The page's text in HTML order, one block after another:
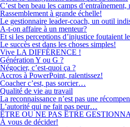
C’est ben beau les camps
Rassemblement à grande échelle!
Le gestionnaire leader-coach, un outil
A-t-on affaire à un menteur?
Et si les perceptions d’injustice foutaient
Le succès est dans les choses simples!
Vive LA DIFFÉRENCE !
Génération Y ou G ?
Négocier, c’est-quoi ça ?
Accros à PowerPoint, ralentissez!
Coacher c’est, pas sorcier…
Qualité de vie au travail
La reconnaissance n’est pas une
L’autorité qui ne fait pas peur…
ÊTRE OU NE PAS ÊTRE
À vous de décider!